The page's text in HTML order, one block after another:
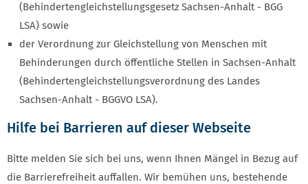
(Behindertengleichstellungsgesetz Sachsen-Anhalt - BGG
LSA) sowie
der Verordnung zur Gleichstellung von Menschen mit
Behinderungen durch öffentliche Stellen in Sachsen-Anhalt
(Behindertengleichstellungsverordnung des Landes
Sachsen-Anhalt - BGGVO LSA).
Hilfe bei Barrieren auf dieser Webseite
Bitte melden Sie sich bei uns, wenn Ihnen Mängel in Bezug auf
die Barrierefreiheit auffallen. Wir bemühen uns, bestehende